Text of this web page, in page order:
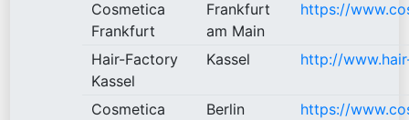
Cosmetica
Frankfurt
Frankfurt
am Main
https://
Hair-Factory
Kassel
Kassel http://
Cosmetica
Berlin https://